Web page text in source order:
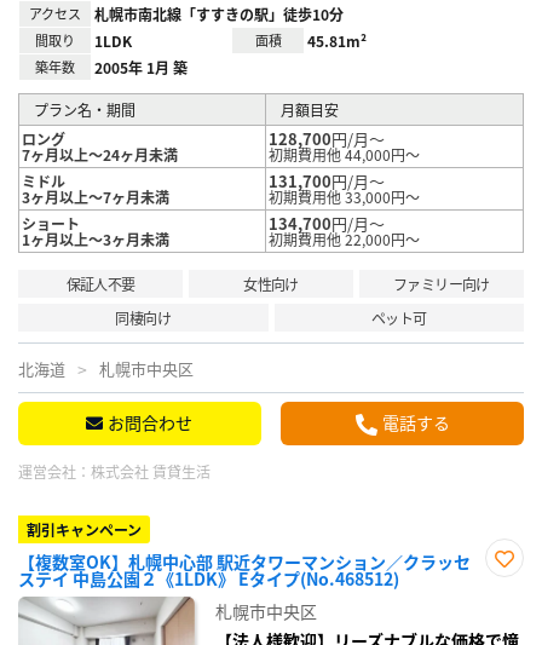
アクセス 札幌市南北線「すすきの駅」徒歩10分
間取り 1LDK 面積 45.81m²
築年数 2005年 1月 築
プラン名・期間
月額目安
ロング
7ヶ月以上～24ヶ月未満
128,700円/月～
初期費用他 44,000円～
ミドル
3ヶ月以上～7ヶ月未満
131,700円/月～
初期費用他 33,000円～
ショート
1ヶ月以上～3ヶ月未満
134,700円/月～
初期費用他 22,000円～
保証人不要 女性向け
ファミリー向け
同棲向け
ペット可
北海道 札幌市中央区
お問合わせ 電話する
運営会社： 株式会社 賃貸生活
割引キャンペーン
【複数室OK】札幌中心部 駅近タワーマンション／クラッセ
ステイ 中島公園２《1LDK》 Eタイプ(No.468512)
録
札幌市中央区